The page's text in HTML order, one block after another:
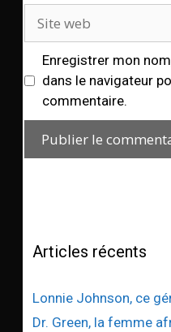
Enregistrer mon
dans le navigateur
commentaire.
Articles récents
Lonnie Johnson, ce
Dr. Green, la femme